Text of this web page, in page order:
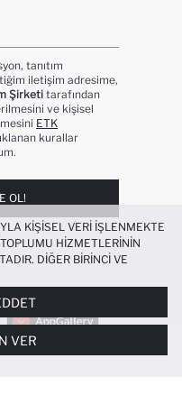
tanıtım
iletişim adresime,
Şirketi tarafından
ve kişisel
ETK
kurallar
OL!
KIŞISEL VERI IŞLENMEKTE
HIZMETLERININ
DIĞER BIRINCI VE
IYI BIR ALIŞVERIŞ
IŞLEVSEL KILINMASI VE
HALINDE, SIZLERE
YAPILMASI AMAÇLARIYLA
DAIR TERCIHLERINIZI
HER ZAMAN YÖNETEBILIR,
VER